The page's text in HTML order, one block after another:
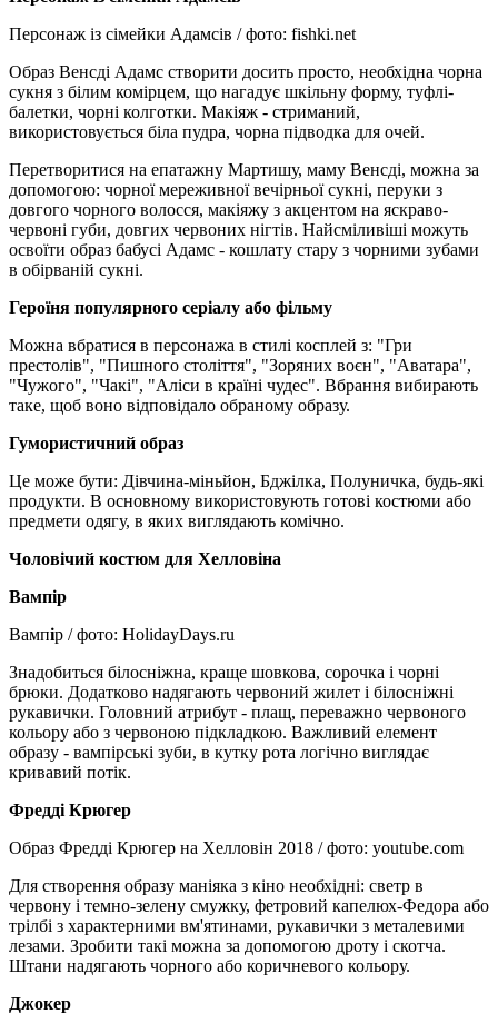
Персонаж із сімейки Адамсів / фото: fishki.net
Образ Венсді Адамс створити досить просто, необхідна чорна
сукня з білим комірцем, що нагадує шкільну форму, туфлі-
балетки, чорні колготки. Макіяж - стриманий,
використовується біла пудра, чорна підводка для очей.
Перетворитися на епатажну Мартишу, маму Венсді, можна за
допомогою: чорної мереживної вечірньої сукні, перуки з
довгого чорного волосся, макіяжу з акцентом на яскраво-
червоні губи, довгих червоних нігтів. Найсміливіші можуть
освоїти образ бабусі Адамс - кошлату стару з чорними зубами
в обірваній сукні.
Героїня популярного серіалу або фільму
Можна вбратися в персонажа в стилі косплей з: "Гри
престолів", "Пишного століття", "Зоряних воєн", "Аватара",
"Чужого", "Чакі", "Аліси в країні чудес". Вбрання вибирають
таке, щоб воно відповідало обраному образу.
Гумористичний образ
Це може бути: Дівчина-міньйон, Бджілка, Полуничка, будь-які
продукти. В основному використовують готові костюми або
предмети одягу, в яких виглядають комічно.
Чоловічий костюм для Хелловіна
Вампір
Вампір / фото: HolidayDays.ru
Знадобиться білосніжна, краще шовкова, сорочка і чорні
брюки. Додатково надягають червоний жилет і білосніжні
рукавички. Головний атрибут - плащ, переважно червоного
кольору або з червоною підкладкою. Важливий елемент
образу - вампірські зуби, в кутку рота логічно виглядає
кривавий потік.
Фредді Крюгер
Образ Фредді Крюгер на Хелловін 2018 / фото: youtube.com
Для створення образу маніяка з кіно необхідні: светр в
червону і темно-зелену смужку, фетровий капелюх-Федора або
трілбі з характерними вм'ятинами, рукавички з металевими
лезами. Зробити такі можна за допомогою дроту і скотча.
Штани надягають чорного або коричневого кольору.
Джокер